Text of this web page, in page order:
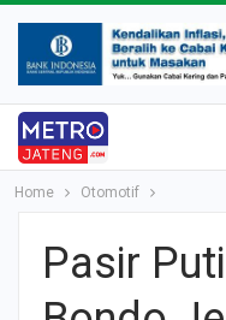
Home Otomotif
Pasir